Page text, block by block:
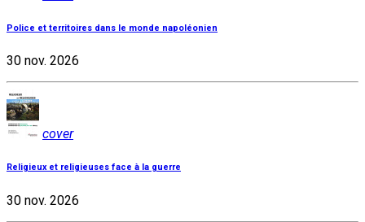
Police et territoires dans le monde napoléonien
30 nov. 2026
cover
Religieux et religieuses face à la guerre
30 nov. 2026